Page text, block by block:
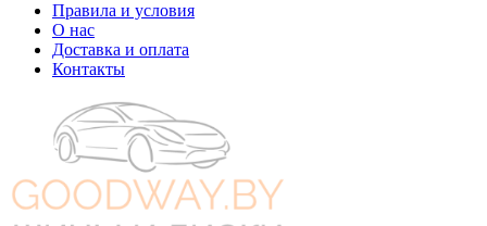
Правила и условия
О нас
Доставка и оплата
Контакты